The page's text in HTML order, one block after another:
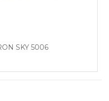
SKY 5006